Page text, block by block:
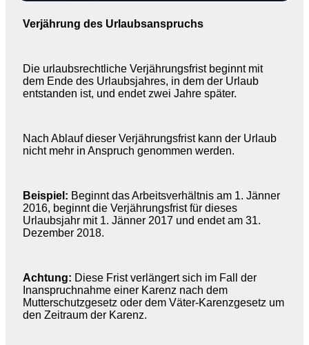
Verjährung des Urlaubsanspruchs
Die urlaubsrechtliche Verjährungsfrist beginnt mit
dem Ende des Urlaubsjahres, in dem der Urlaub
entstanden ist, und endet zwei Jahre später.
Nach Ablauf dieser Verjährungsfrist kann der Urlaub
nicht mehr in Anspruch genommen werden.
Beispiel: Beginnt das Arbeitsverhältnis am 1. Jänner
2016, beginnt die Verjährungsfrist für dieses
Urlaubsjahr mit 1. Jänner 2017 und endet am 31.
Dezember 2018.
Achtung: Diese Frist verlängert sich im Fall der
Inanspruchnahme einer Karenz nach dem
Mutterschutzgesetz oder dem Väter-Karenzgesetz um
den Zeitraum der Karenz.